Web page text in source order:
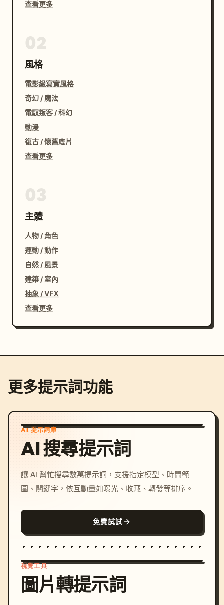
查看更多
風格
電影級寫實風格
奇幻 / 魔法
電馭叛客 / 科幻
動漫
復古 / 懷舊底片
查看更多
主體
人物 / 角色
運動 / 動作
自然 / 風景
建築 / 室內
抽象 / VFX
查看更多
更多提示詞功能
AI 提示詞庫
AI 搜尋提示詞
讓 AI 幫忙搜尋數萬提示詞，支援指定模型、時間範
圍、關鍵字，依互動量如曝光、收藏、轉發等排序。
免費試試
視覺工具
圖片轉提示詞